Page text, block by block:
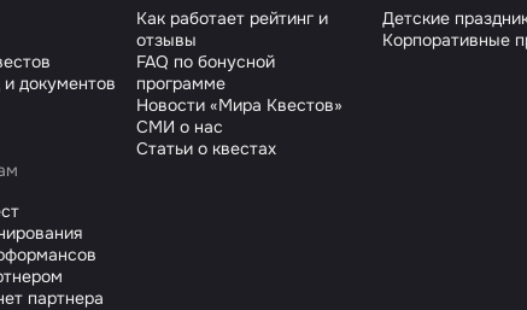
документов
Как работает рейтинг и
отзывы
FAQ по бонусной
программе
Новости «Мира Квестов»
СМИ о нас
Статьи о квестах
Детские
Корпоративные
партнера